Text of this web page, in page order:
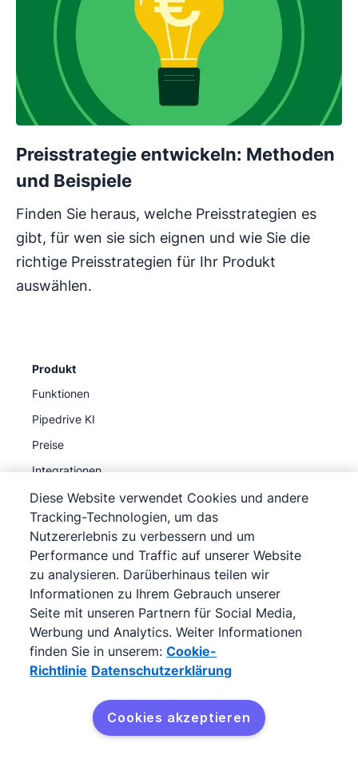
Preisstrategie entwickeln: Methoden
und Beispiele
Finden Sie heraus, welche Preisstrategien es
gibt, für wen sie sich eignen und wie Sie die
richtige Preisstrategien für Ihr Produkt
auswählen.
Produkt
Funktionen
Pipedrive KI
Preise
Integrationen
API
MCP
Produkt-Updates
Entdecken
Partnerprogramm
Empfehlungsprogramm
Fallstudien
Sales Pipeline Kurs
Was bedeutet CRM?
Diese Website verwendet Cookies und andere
Tracking-Technologien, um das
Nutzererlebnis zu verbessern und um
Performance und Traffic auf unserer Website
zu analysieren. Darüberhinaus teilen wir
Informationen zu Ihrem Gebrauch unserer
Seite mit unseren Partnern für Social Media,
Werbung und Analytics. Weiter Informationen
finden Sie in unserem: Cookie-
Richtlinie Datenschutzerklärung
Cookies akzeptieren